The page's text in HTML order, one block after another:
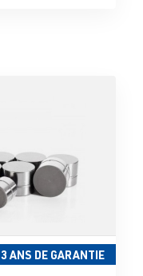
3 ANS DE GARANTIE